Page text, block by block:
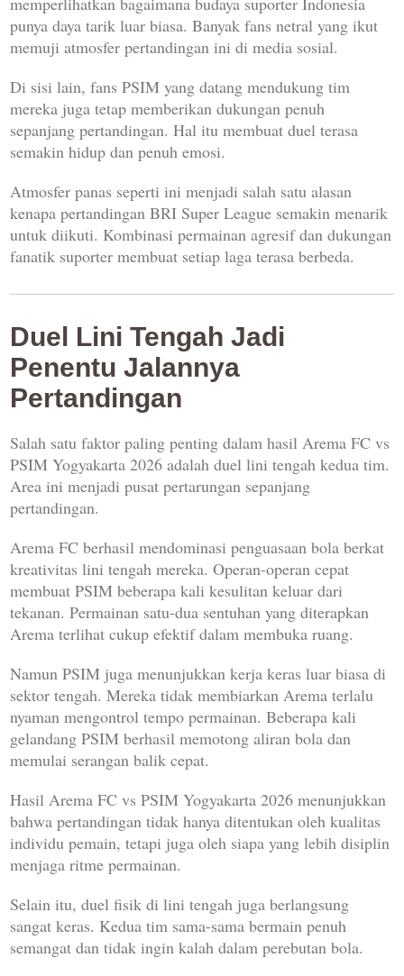
punya daya tarik luar biasa. Banyak fans netral yang ikut
memuji atmosfer pertandingan ini di media sosial.
Di sisi lain, fans PSIM yang datang mendukung tim
mereka juga tetap memberikan dukungan penuh
sepanjang pertandingan. Hal itu membuat duel terasa
semakin hidup dan penuh emosi.
Atmosfer panas seperti ini menjadi salah satu alasan
kenapa pertandingan BRI Super League semakin menarik
untuk diikuti. Kombinasi permainan agresif dan dukungan
fanatik suporter membuat setiap laga terasa berbeda.
Duel Lini Tengah Jadi
Penentu Jalannya
Pertandingan
Salah satu faktor paling penting dalam hasil Arema FC vs
PSIM Yogyakarta 2026 adalah duel lini tengah kedua tim.
Area ini menjadi pusat pertarungan sepanjang
pertandingan.
Arema FC berhasil mendominasi penguasaan bola berkat
kreativitas lini tengah mereka. Operan-operan cepat
membuat PSIM beberapa kali kesulitan keluar dari
tekanan. Permainan satu-dua sentuhan yang diterapkan
Arema terlihat cukup efektif dalam membuka ruang.
Namun PSIM juga menunjukkan kerja keras luar biasa di
sektor tengah. Mereka tidak membiarkan Arema terlalu
nyaman mengontrol tempo permainan. Beberapa kali
gelandang PSIM berhasil memotong aliran bola dan
memulai serangan balik cepat.
Hasil Arema FC vs PSIM Yogyakarta 2026 menunjukkan
bahwa pertandingan tidak hanya ditentukan oleh kualitas
individu pemain, tetapi juga oleh siapa yang lebih disiplin
menjaga ritme permainan.
Selain itu, duel fisik di lini tengah juga berlangsung
sangat keras. Kedua tim sama-sama bermain penuh
semangat dan tidak ingin kalah dalam perebutan bola.